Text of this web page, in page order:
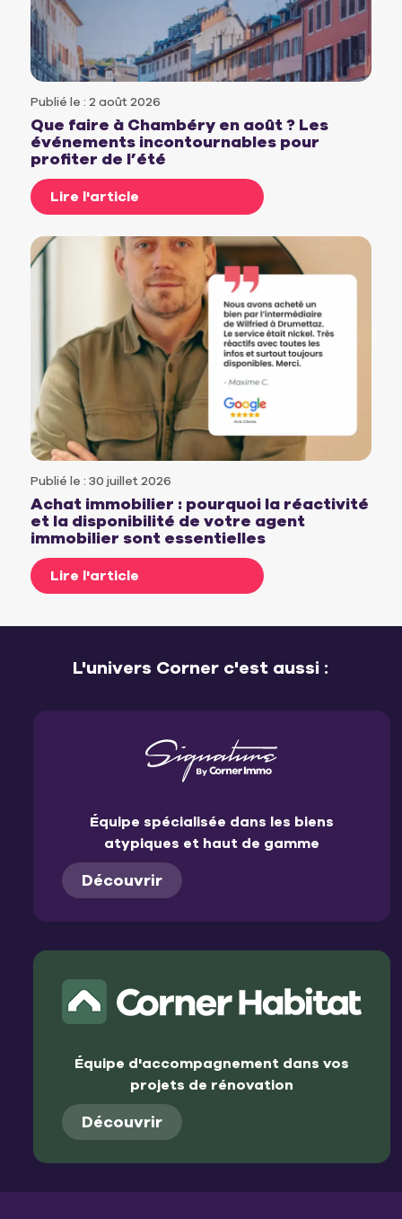
Publié le : 2 août 2026
Que faire à Chambéry en août ? Les
événements incontournables pour
profiter de l’été
Lire l'article
Publié le : 30 juillet 2026
Achat immobilier : pourquoi la réactivité
et la disponibilité de votre agent
immobilier sont essentielles
Lire l'article
L'univers Corner c'est aussi :
Équipe spécialisée dans les biens
atypiques et haut de gamme
Découvrir
Équipe d'accompagnement dans vos
projets de rénovation
Découvrir